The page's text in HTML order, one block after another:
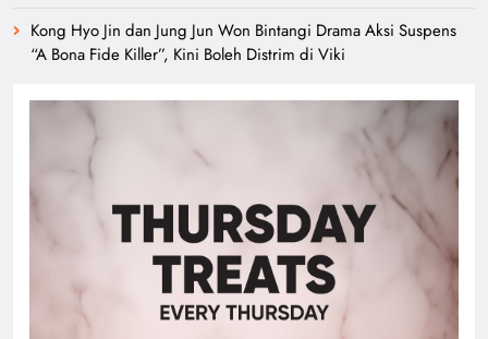
Kong Hyo Jin dan Jung Jun Won Bintangi Drama Aksi Suspens
“A Bona Fide Killer”, Kini Boleh Distrim di Viki